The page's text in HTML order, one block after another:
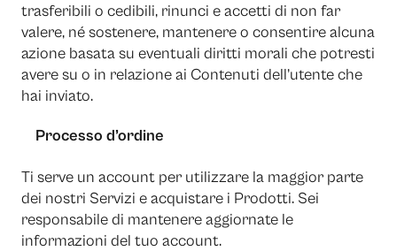
trasferibili o cedibili, rinunci e accetti di non far
valere, né sostenere, mantenere o consentire alcuna
azione basata su eventuali diritti morali che potresti
avere su o in relazione ai Contenuti dell’utente che
hai inviato.
Processo d’ordine
Ti serve un account per utilizzare la maggior parte
dei nostri Servizi e acquistare i Prodotti. Sei
responsabile di mantenere aggiornate le
informazioni del tuo account.